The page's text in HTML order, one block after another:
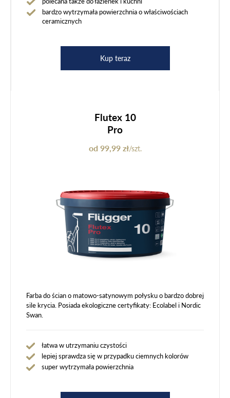
bardzo wytrzymała powierzchnia o właściwościach
ceramicznych
Kup teraz
Flutex 10
Pro
od 99,99 zł/szt.
Farba do ścian o matowo-satynowym połysku o bardzo dobrej
sile krycia. Posiada ekologiczne certyfikaty: Ecolabel i Nordic
Swan.
łatwa w utrzymaniu czystości
lepiej sprawdza się w przypadku ciemnych kolorów
super wytrzymała powierzchnia